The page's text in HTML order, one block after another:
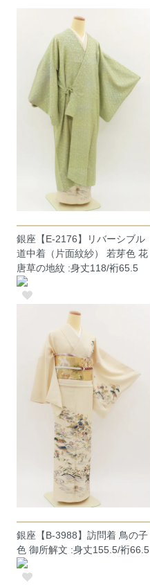
銀座【E-2176】リバーシブル
道中着（片面紋紗） 若芽色 花
唐草の地紋 :身丈118/裄65.5
銀座【B-3988】訪問着 鳥の子
色 御所解文 :身丈155.5/裄66.5